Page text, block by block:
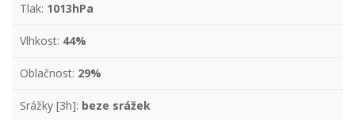
Tlak: 1013hPa
Vlhkost: 44%
Oblačnost: 29%
Srážky [3h]: beze srážek